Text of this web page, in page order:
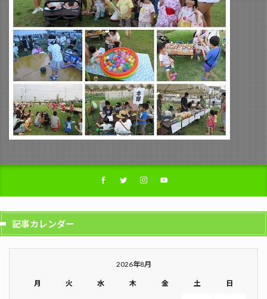
記事カレンダー
2026年8月
月 火 水 木 金 土 日